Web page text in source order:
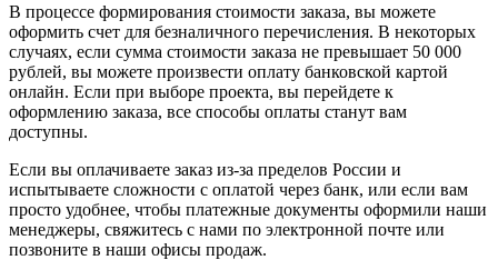
В процессе формирования стоимости заказа, вы можете
оформить счет для безналичного перечисления. В некоторых
случаях, если сумма стоимости заказа не превышает 50 000
рублей, вы можете произвести оплату банковской картой
онлайн. Если при выборе проекта, вы перейдете к
оформлению заказа, все способы оплаты станут вам
доступны.
Если вы оплачиваете заказ из-за пределов России и
испытываете сложности с оплатой через банк, или если вам
просто удобнее, чтобы платежные документы оформили наши
менеджеры, свяжитесь с нами по электронной почте или
позвоните в наши офисы продаж.